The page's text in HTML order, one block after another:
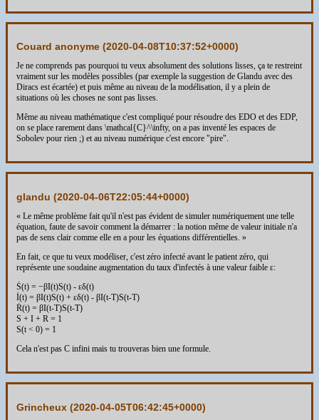
Couard anonyme (2020-04-08T10:37:52+0000)
Je ne comprends pas pourquoi tu veux absolument des solutions lisses, ça te restreint
vraiment sur les modèles possibles (par exemple la suggestion de Glandu avec des
Diracs est écartée) et puis même au niveau de la modélisation, il y a plein de
situations où les choses ne sont pas lisses.
Même au niveau mathématique c'est compliqué pour résoudre des EDO et des EDP,
on se place rarement dans \mathcal{C}^\infty, on a pas inventé les espaces de
Sobolev pour rien ;) et au niveau numérique c'est encore "pire".
glandu (2020-04-06T22:05:44+0000)
« Le même problème fait qu'il n'est pas évident de simuler numériquement une telle
équation, faute de savoir comment la démarrer : la notion même de valeur initiale n'a
pas de sens clair comme elle en a pour les équations différentielles. »
En fait, ce que tu veux modéliser, c'est zéro infecté avant le patient zéro, qui
représente une soudaine augmentation du taux d'infectés à une valeur faible ε:
Ṡ(t) = −βI(t)S(t) - εδ(t)
İ(t) = βI(t)S(t) + εδ(t) - βI(t-T)S(t-T)
Ṙ(t) = βI(t-T)S(t-T)
S + I + R = 1
S(t < 0) = 1
Cela n'est pas C infini mais tu trouveras bien une formule.
Grincheux (2020-04-05T06:42:45+0000)